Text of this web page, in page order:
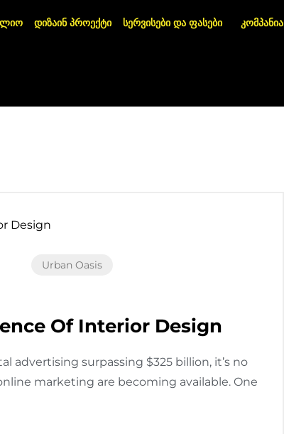
დიზაინ პროექტი სერვისები და ფასები კომპანია
Urban Oasis
Of Interior Design
advertising surpassing $325 billion, it’s no
marketing are becoming available. One